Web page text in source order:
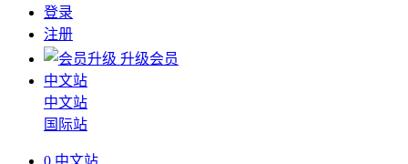
登录
注册
升级会员
中文站
中文站
国际站